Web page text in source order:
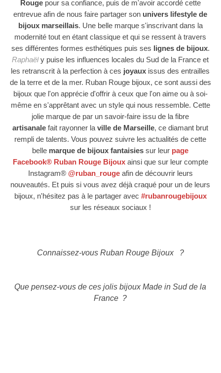
Rougepour sa confiance, puis de m'avoir accordé cette
entrevue afin de nousfaire partager son univers lifestylede
bijoux marseillais. Une belle marque s'inscrivant dans la
modernité tout en étant classique et qui se ressent à travers
ses différentes formes esthétiques puis ses lignes de bijoux.
Raphaël y puise les influences locales du Sud de la France et
les retranscrit à la perfection à ces joyaux issus des entrailles
de la terre et de la mer. Ruban Rouge bijoux, ce sont aussi des
bijoux que l'on apprécie d'offrir à ceux que l'on aime ou à soi-
même en s'apprêtant avec un style qui nous ressemble. Cette
jolie marque de par un savoir-faire issu de la fibre
artisanale fait rayonner laville de Marseille, ce diamant brut
rempli de talents.Vous pouvez suivre les actualités de cette
belle marque de bijoux fantaisies sur leur page
Facebook®Ruban Rouge Bijouxainsi que sur leur compte
Instagram® @ruban_rougeafin de découvrir leurs
nouveautés. Et puis si vous avez déjà craqué pour un de leurs
bijoux, n'hésitez pas à le partager avec #rubanrougebijoux
sur les réseaux sociaux !
Connaissez-vous Ruban Rouge Bijoux ?
Que pensez-vous de ces jolisbijoux Made in Sud de la
France ?